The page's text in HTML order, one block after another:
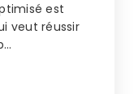
est
veut réussir